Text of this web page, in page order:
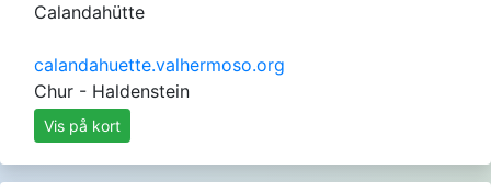
Calandahütte
calandahuette.valhermoso.org
Chur - Haldenstein
Vis på kort